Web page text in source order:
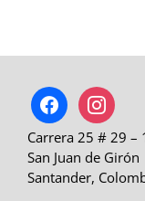
facebookinstagram
Carrera 25 # 29 –
San Juan de Girón
Santander,